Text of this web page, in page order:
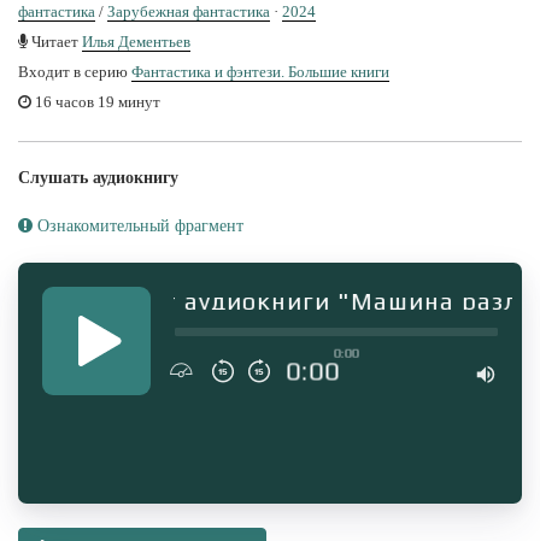
фантастика / Зарубежная фантастика · 2024
Читает Илья Дементьев
Входит в серию Фантастика и фэнтези. Большие книги
16 часов 19 минут
Слушать аудиокнигу
Ознакомительный фрагмент
Фрагмент аудиокниги "Машина
0:00
0:00